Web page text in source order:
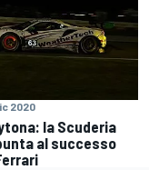
2020
la Scuderia
al successo